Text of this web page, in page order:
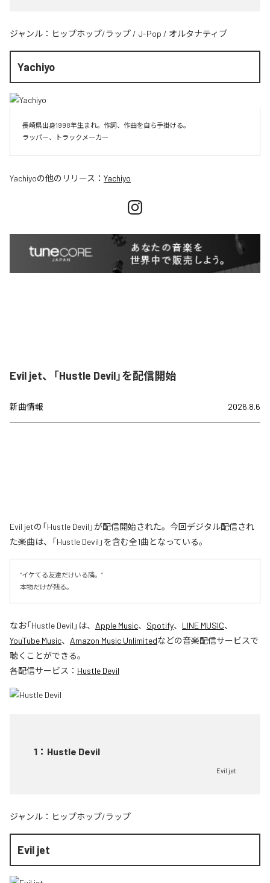
ジャンル： ヒップホップ/ラップ / J-Pop / オルタナティブ
Yachiyo
長崎県出身1998年生まれ。作詞、作曲を自ら手掛ける。
Yachiyoの他のリリース： Yachiyo
Evil jet、「Hustle Devil」を配信開始
新曲情報 2026.8.6
Evil jetの「Hustle Devil」が配信開始された。今回デジタル配信され
た楽曲は、「Hustle Devil」を含む全1曲となっている。
“イケてる友達だけいる隣。”
本物だけが残る。
なお「Hustle Devil 」は、 Apple Music、 Spotify、 LINE MUSIC、
YouTube Music、 Amazon Music Unlimitedなどの音楽配信サービスで
聴くことができる。
各配信サービス： Hustle Devil
1 ： Hustle Devil
Evil jet
ジャンル： ヒップホップ/ラップ
Evil jet